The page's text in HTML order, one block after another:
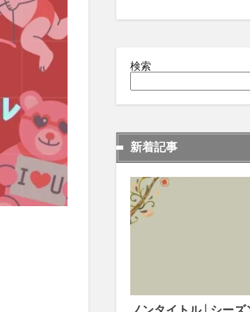
検索
新着記事